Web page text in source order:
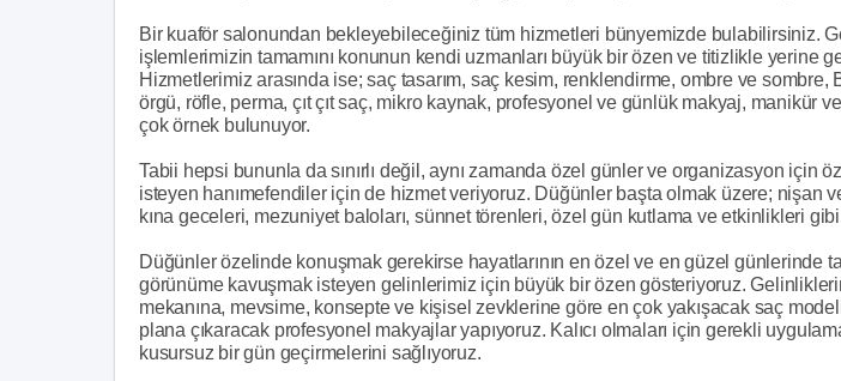
Bir kuaför salonundan bekleyebileceğiniz tüm hizmetleri bünyemizde bulabilirsiniz.
işlemlerimizin tamamını konunun kendi uzmanları büyük bir özen ve titizlikle yerine
Hizmetlerimiz arasında ise; saç tasarım, saç kesim, renklendirme, ombre ve sombre,
örgü, röfle, perma, çıt çıt saç, mikro kaynak, profesyonel ve günlük makyaj, manikür
çok örnek bulunuyor.
Tabii hepsi bununla da sınırlı değil, aynı zamanda özel günler ve organizasyon için
isteyen hanımefendiler için de hizmet veriyoruz. Düğünler başta olmak üzere; nişan
kına geceleri, mezuniyet baloları, sünnet törenleri, özel gün kutlama ve etkinlikleri
Düğünler özelinde konuşmak gerekirse hayatlarının en özel ve en güzel günlerinde
görünüme kavuşmak isteyen gelinlerimiz için büyük bir özen gösteriyoruz.
mekanına, mevsime, konsepte ve kişisel zevklerine göre en çok yakışacak saç
plana çıkaracak profesyonel makyajlar yapıyoruz. Kalıcı olmaları için gerekli
kusursuz bir gün geçirmelerini sağlıyoruz.